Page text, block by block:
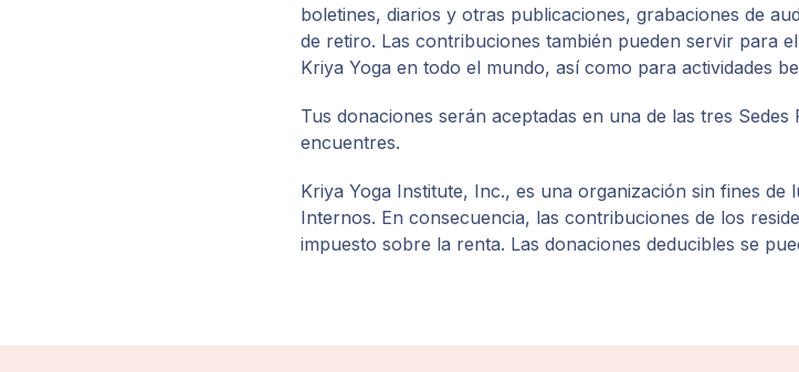
boletines, diarios y otras publicaciones, grabaciones de
de retiro. Las contribuciones también pueden servir para
Kriya Yoga en todo el mundo, así como para actividades
Tus donaciones serán aceptadas en una de las tres Sedes
encuentres.
Kriya Yoga Institute, Inc., es una organización sin fines
Internos. En consecuencia, las contribuciones de los
impuesto sobre la renta. Las donaciones deducibles se